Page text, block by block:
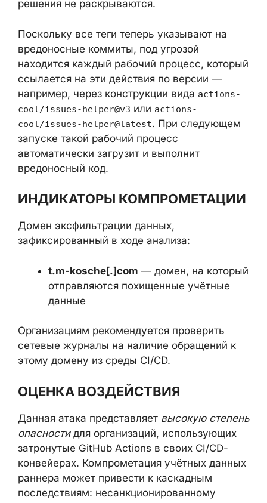
cool/maintain-one-comment, указав на
платформы. Конкретные причины этого
решения не раскрываются.
Поскольку все теги теперь указывают на
вредоносные коммиты, под угрозой
находится каждый рабочий процесс,
который ссылается на эти действия по
версии — например, через конструкции
видаactions-cool/issues-helper@v3
actions-cool/issues-helper@latest
процесс автоматически загрузит и
ИНДИКАТОРЫ
Домен эксфильтрации данных,
зафиксированный в ходе анализа:
t.m-kosche[.]com— домен, на
который отправляются похищенные
учётные данные
Организациям рекомендуется проверить
этому домену из среды CI/CD.
ОЦЕНКА ВОЗДЕЙСТВИЯ
Данная атака представляетвысокую
степень опасностидля организаций,